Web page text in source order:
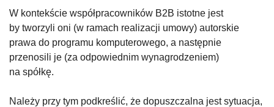
W kontekście współpracowników B2B istotne jest
by tworzyli oni (w ramach realizacji umowy) autorskie
prawa do programu komputerowego, a następnie
przenosili je (za odpowiednim wynagrodzeniem)
na spółkę.
Należy przy tym podkreślić, że dopuszczalna jest sytuacja,